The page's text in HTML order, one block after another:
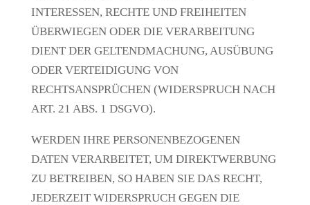
INTERESSEN, RECHTE UND FREIHEITEN
ÜBERWIEGEN ODER DIE VERARBEITUNG
DIENT DER GELTENDMACHUNG, AUSÜBUNG
ODER VERTEIDIGUNG VON
RECHTSANSPRÜCHEN (WIDERSPRUCH NACH
ART. 21 ABS. 1 DSGVO).
WERDEN IHRE PERSONENBEZOGENEN
DATEN VERARBEITET, UM DIREKTWERBUNG
ZU BETREIBEN, SO HABEN SIE DAS RECHT,
JEDERZEIT WIDERSPRUCH GEGEN DIE